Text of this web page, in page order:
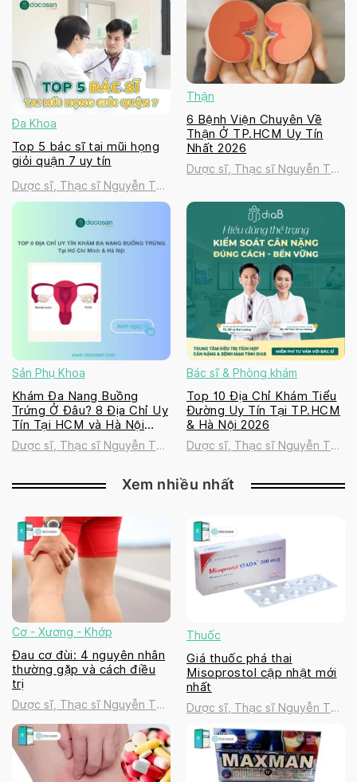
Đa Khoa
Top 5 bác sĩ tai mũi họng
giỏi quận 7 uy tín
Dược sĩ, Thạc sĩ Nguyễn Thị
Thanh Tú
Thận
6 Bệnh Viện Chuyên Về
Thận Ở TP.HCM Uy Tín
Nhất 2026
Dược sĩ, Thạc sĩ Nguyễn Thị
Sản Phụ Khoa
Khám Đa Nang Buồng
Trứng Ở Đâu? 8 Địa Chỉ Uy
Tín Tại HCM và Hà Nội
2026
Dược sĩ, Thạc sĩ Nguyễn Thị
Bác sĩ & Phòng khám
Top 10 Địa Chỉ Khám Tiểu
Đường Uy Tín Tại TP.HCM
& Hà Nội 2026
Dược sĩ, Thạc sĩ Nguyễn Thị
Xem nhiều nhất
Cơ - Xương - Khớp
Đau cơ đùi: 4 nguyên nhân
thường gặp và cách điều
trị
Dược sĩ, Thạc sĩ Nguyễn Thị
Thanh Tú
Thuốc
Giá thuốc phá thai
Misoprostol cập nhật mới
nhất
Dược sĩ, Thạc sĩ Nguyễn Thị